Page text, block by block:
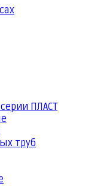
ПЛАСТ
труб